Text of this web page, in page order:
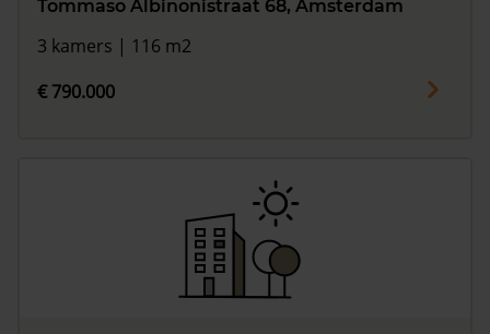
Tommaso Albinonistraat 68, Amsterdam
3 kamers | 116 m2
€ 790.000